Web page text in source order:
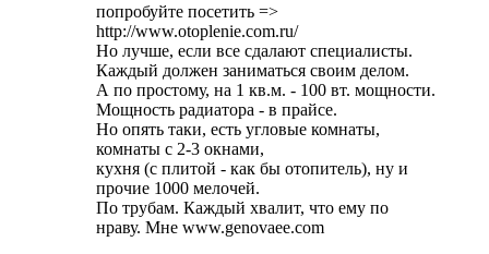
попробуйте посетить =>
http://www.otoplenie.com.ru/
Но лучше, если все сдалают специалисты.
Каждый должен заниматься своим делом.
А по простому, на 1 кв.м. - 100 вт. мощности.
Мощность радиатора - в прайсе.
Но опять таки, есть угловые комнаты,
комнаты с 2-3 окнами,
кухня (с плитой - как бы отопитель), ну и
прочие 1000 мелочей.
По трубам. Каждый хвалит, что ему по
нраву. Мне www.genovaee.com